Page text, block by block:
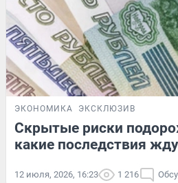
ЭКОНОМИКА ЭКСКЛЮЗИВ
Скрытые риски
какие последствия
12 июля, 2026, 16:23 1 216